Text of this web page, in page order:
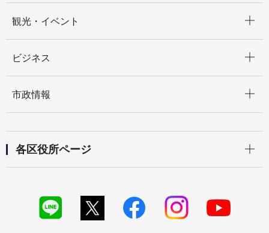
観光・イベント
ビジネス
市政情報
各区役所ページ